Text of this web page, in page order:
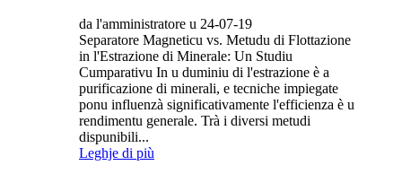
da l'amministratore u 24-07-19
Separatore Magneticu vs. Metudu di Flottazione
in l'Estrazione di Minerale: Un Studiu
Cumparativu In u duminiu di l'estrazione è a
purificazione di minerali, e tecniche impiegate
ponu influenzà significativamente l'efficienza è u
rendimentu generale. Trà i diversi metudi
dispunibili...
Leghje di più